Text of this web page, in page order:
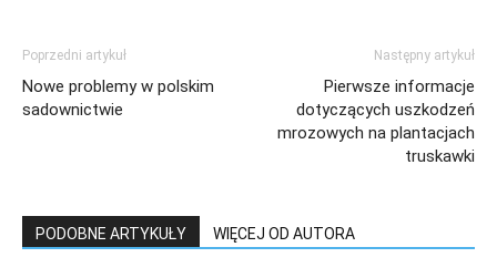
Poprzedni artykuł
Nowe problemy w polskim
sadownictwie
Następny artykuł
Pierwsze informacje
dotyczących uszkodzeń
mrozowych na plantacjach
truskawki
PODOBNE ARTYKUŁY WIĘCEJ OD AUTORA